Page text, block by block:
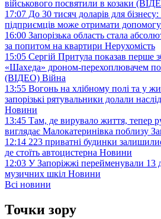
військового посвятили в козаки
17:07 До 30 тисяч доларів для бізнесу:
підприємців може отримати допомогу
16:00 Запорізька область стала
за попитом на квартири Нерухомість
15:05 Сергій Притула показав перше
«Шахеда» дроном-перехоплювачем
(ВІДЕО) Війна
13:55 Вогонь на хлібному полі та у
запорізькі рятувальники долали
Новини
13:45 Там, де вирувало життя, тепер
виглядає Малокатеринівка поблизу
12:14 223 приватні будинки
де стоїть автоцистерна Новини
12:03 У Запоріжжі перейменували 13
музичних шкіл Новини
Всі новини
Точки зору